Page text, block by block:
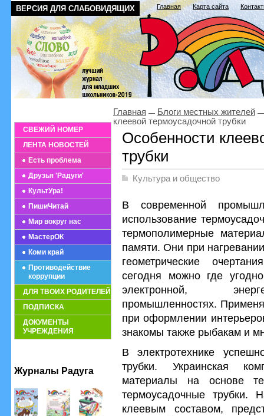
ВЕРСИЯ ДЛЯ СЛАБОВИДЯЩИХ Главная Карта сайта
СВЕЖИЙ НОМЕР
ЛЕНТА НОВОСТЕЙ
Есть проблема
Друзья 'Радуги'
КультУра!
ПишиЧитай
Мир вокруг нас
МастерОК
Коми край
Противодействие
коррупции
ДЛЯ ТВОИХ РОДИТЕЛЕЙ
ПОДПИСКА
ДОКУМЕНТЫ
УЧРЕЖДЕНИЯ
Журналы Радуга
Главная
Блоги местных жителей
клеевой термоусадочной трубки
Особенности
трубки
Культура и общество
В современной
использование
термополимерные
памяти. Они при
геометрические
сегодня можно где
электронной,
промышленностях.
при оформлении
знакомы также рыбакам и
В электротехнике
трубки. Украинская
материалы на основе
термоусадочные трубки.
клеевым составом,